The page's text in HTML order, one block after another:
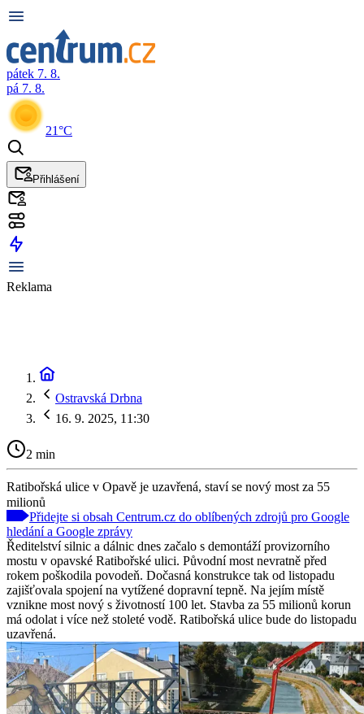
pátek 7. 8.
pá 7. 8.
21°C
Přihlášení
Reklama
Ostravská Drbna
16. 9. 2025, 11:30
2 min
Ratibořská ulice v Opavě je uzavřená, staví se nový most za 55
milionů
Přidejte si obsah Centrum.cz do oblíbených zdrojů pro Google
hledání a Google zprávy
Ředitelství silnic a dálnic dnes začalo s demontáží provizorního
mostu v opavské Ratibořské ulici. Původní most nevratně před
rokem poškodila povodeň. Dočasná konstrukce tak od listopadu
zajišťovala spojení na vytížené dopravní tepně. Na jejím místě
vznikne most nový s životností 100 let. Stavba za 55 milionů korun
má odolat i více než stoleté vodě. Ratibořská ulice bude do listopadu
uzavřená.